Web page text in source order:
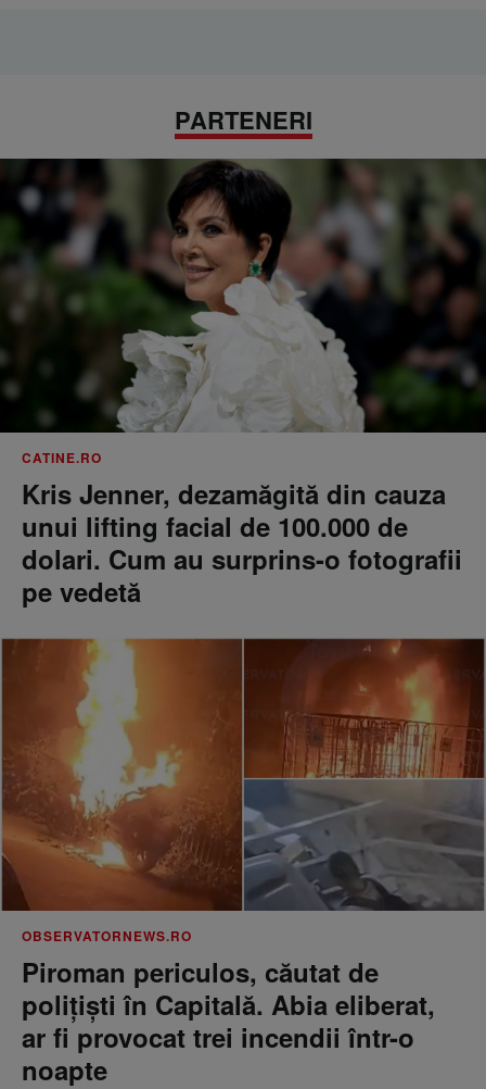
PARTENERI
CATINE.RO
Kris Jenner, dezamăgită din cauza
unui lifting facial de 100.000 de
dolari. Cum au surprins-o fotografii
pe vedetă
OBSERVATORNEWS.RO
Piroman periculos, căutat de
poliţişti în Capitală. Abia eliberat,
ar fi provocat trei incendii într-o
noapte